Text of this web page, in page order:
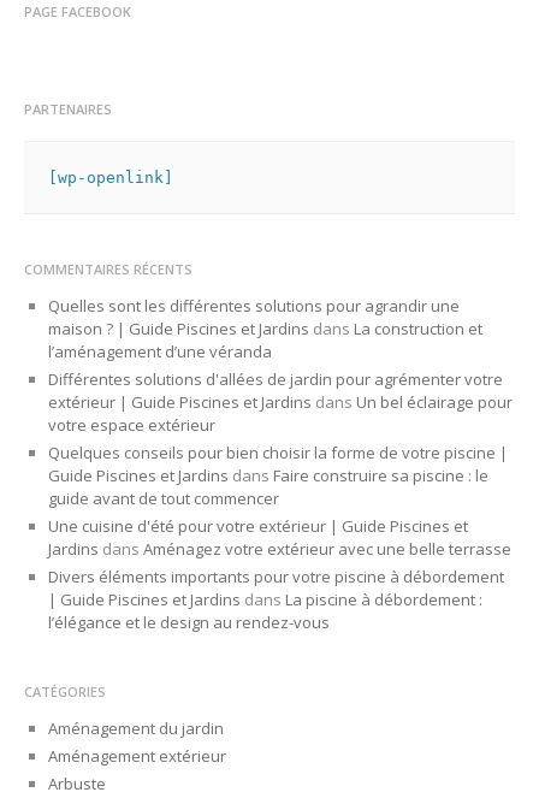
PAGE FACEBOOK
PARTENAIRES
[wp-openlink]
COMMENTAIRES RÉCENTS
Quelles sont les différentes solutions pour agrandir une
maison ? | Guide Piscines et Jardins dans La construction et
l’aménagement d’une véranda
Différentes solutions d'allées de jardin pour agrémenter votre
extérieur | Guide Piscines et Jardins dans Un bel éclairage pour
votre espace extérieur
Quelques conseils pour bien choisir la forme de votre piscine |
Guide Piscines et Jardins dans Faire construire sa piscine : le
guide avant de tout commencer
Une cuisine d'été pour votre extérieur | Guide Piscines et
Jardins dans Aménagez votre extérieur avec une belle terrasse
Divers éléments importants pour votre piscine à débordement
| Guide Piscines et Jardins dans La piscine à débordement :
l’élégance et le design au rendez-vous
CATÉGORIES
Aménagement du jardin
Aménagement extérieur
Arbuste